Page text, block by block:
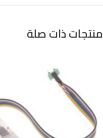
منتجات ذات صلة